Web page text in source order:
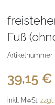
Fuß
Artikelnummer
39,15 €
inkl. MwSt.